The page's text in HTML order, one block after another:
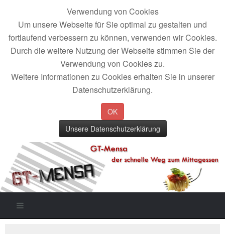
Verwendung von Cookies
Um unsere Webseite für Sie optimal zu gestalten und
fortlaufend verbessern zu können, verwenden wir Cookies.
Durch die weitere Nutzung der Webseite stimmen Sie der
Verwendung von Cookies zu.
Weitere Informationen zu Cookies erhalten Sie in unserer
Datenschutzerklärung.
OK
Unsere Datenschutzerklärung